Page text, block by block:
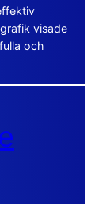
visade
och